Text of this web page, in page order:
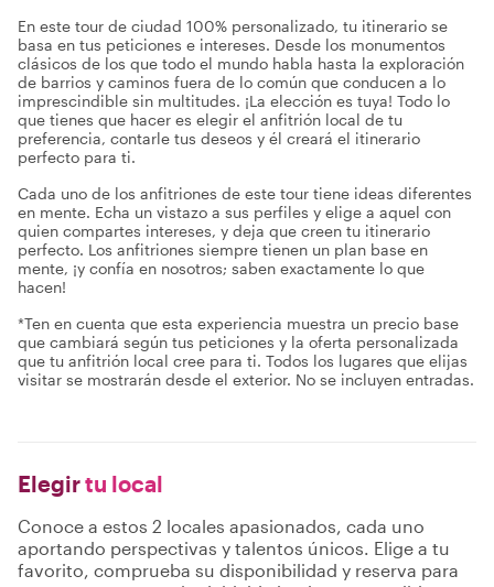
En este tour de ciudad 100% personalizado, tu itinerario se
basa en tus peticiones e intereses. Desde los monumentos
clásicos de los que todo el mundo habla hasta la exploración
de barrios y caminos fuera de lo común que conducen a lo
imprescindible sin multitudes. ¡La elección es tuya! Todo lo
que tienes que hacer es elegir el anfitrión local de tu
preferencia, contarle tus deseos y él creará el itinerario
perfecto para ti.
Cada uno de los anfitriones de este tour tiene ideas diferentes
en mente. Echa un vistazo a sus perfiles y elige a aquel con
quien compartes intereses, y deja que creen tu itinerario
perfecto. Los anfitriones siempre tienen un plan base en
mente, ¡y confía en nosotros; saben exactamente lo que
hacen!
*Ten en cuenta que esta experiencia muestra un precio base
que cambiará según tus peticiones y la oferta personalizada
que tu anfitrión local cree para ti. Todos los lugares que elijas
visitar se mostrarán desde el exterior. No se incluyen entradas.
Elegirtu local
Conoce a estos 2 locales apasionados, cada uno
aportando perspectivas y talentos únicos. Elige a tu
favorito, comprueba su disponibilidad y reserva para